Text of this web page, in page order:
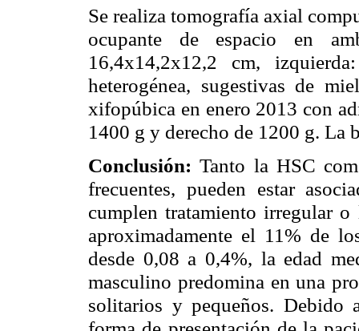
Se realiza tomografía axial
ocupante de espacio en
16,4x14,2x12,2 cm,
heterogénea, sugestivas de
xifopúbica en enero 2013 con
1400 g y derecho de 1200 g. La
Conclusión:Tanto la HSC
frecuentes, pueden estar
cumplen tratamiento irregular
aproximadamente el 11% de
desde 0,08 a 0,4%, la edad
masculino predomina en una
solitarios y pequeños. Debido